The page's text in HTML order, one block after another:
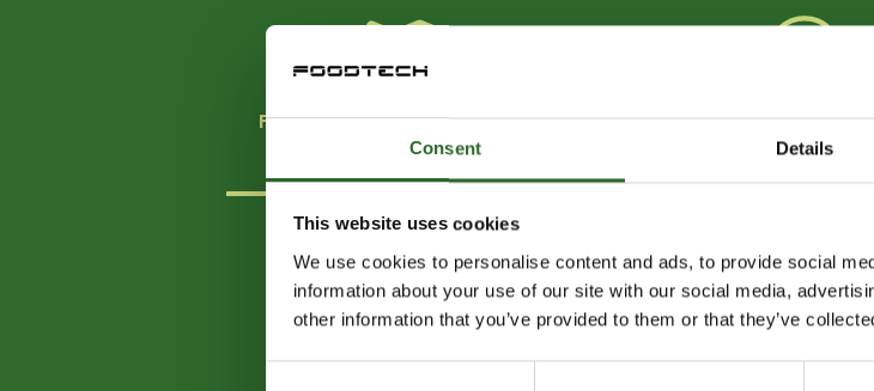
Consent Details
This website uses cookies
We use cookies to personalise content and ads, to provide social
information about your use of our site with our social media,
other information that you’ve provided to them or that they’ve
FÅ OVERBLIK OVER HALLERNE SE ÅBNINGSTIDER
NYHEDER FRA